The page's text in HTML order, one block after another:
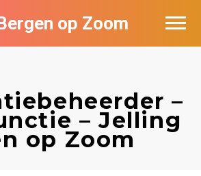
op Zoom
–
– Jelling
op Zoom
in Bergen op